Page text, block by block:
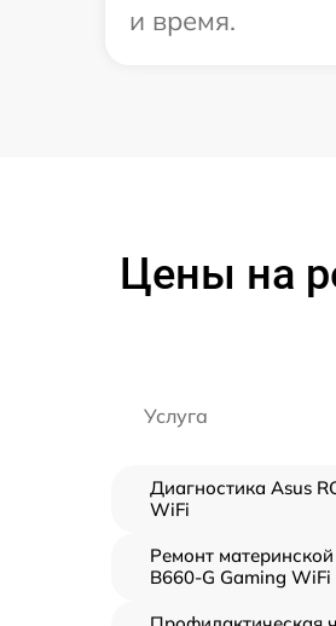
и время.
Цены на
Услуга
Диагностика Asus
WiFi
Ремонт
B660-G Gaming WiFi